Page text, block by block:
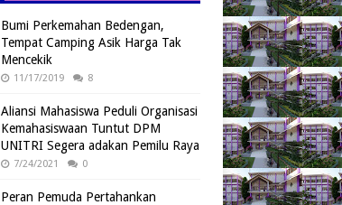
Bumi Perkemahan Bedengan,
Tempat Camping Asik Harga Tak
Mencekik
11/17/2019 8
Aliansi Mahasiswa Peduli Organisasi
Kemahasiswaan Tuntut DPM
UNITRI Segera adakan Pemilu Raya
7/24/2021 0
Peran Pemuda Pertahankan